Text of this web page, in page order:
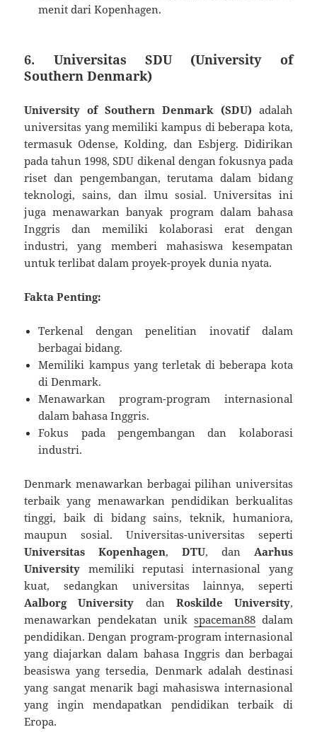
menit dari Kopenhagen.
6. Universitas SDU (University of
Southern Denmark)
University of Southern Denmark (SDU)adalah
universitas yang memiliki kampus di beberapa kota,
termasuk Odense, Kolding, dan Esbjerg. Didirikan
pada tahun 1998, SDU dikenal dengan fokusnya pada
riset dan pengembangan, terutama dalam bidang
teknologi, sains, dan ilmu sosial. Universitas ini
juga menawarkan banyak program dalam bahasa
Inggris dan memiliki kolaborasi erat dengan
industri, yang memberi mahasiswa kesempatan
untuk terlibat dalam proyek-proyek dunia nyata.
Fakta Penting:
Terkenal dengan penelitian inovatif dalam
berbagai bidang.
Memiliki kampus yang terletak di beberapa kota
di Denmark.
Menawarkan program-program internasional
dalam bahasa Inggris.
Fokus pada pengembangan dan kolaborasi
industri.
Denmark menawarkan berbagai pilihan universitas
terbaik yang menawarkan pendidikan berkualitas
tinggi, baik di bidang sains, teknik, humaniora,
maupun sosial. Universitas-universitas seperti
Universitas Kopenhagen,DTU, dan Aarhus
University memiliki reputasi internasional yang
kuat, sedangkan universitas lainnya, seperti
Aalborg University dan Roskilde University,
menawarkan pendekatan unik spaceman88dalam
pendidikan. Dengan program-program internasional
yang diajarkan dalam bahasa Inggris dan berbagai
beasiswa yang tersedia, Denmark adalah destinasi
yang sangat menarik bagi mahasiswa internasional
yang ingin mendapatkan pendidikan terbaik di
Eropa.